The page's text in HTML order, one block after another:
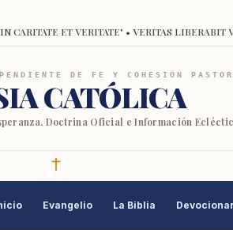
CARITATE ET VERITATE" • VERITAS LIBERABIT
DE FE Y COHESIÓN
CATÓLICA
Doctrina Oficial e Información
Evangelio La Biblia